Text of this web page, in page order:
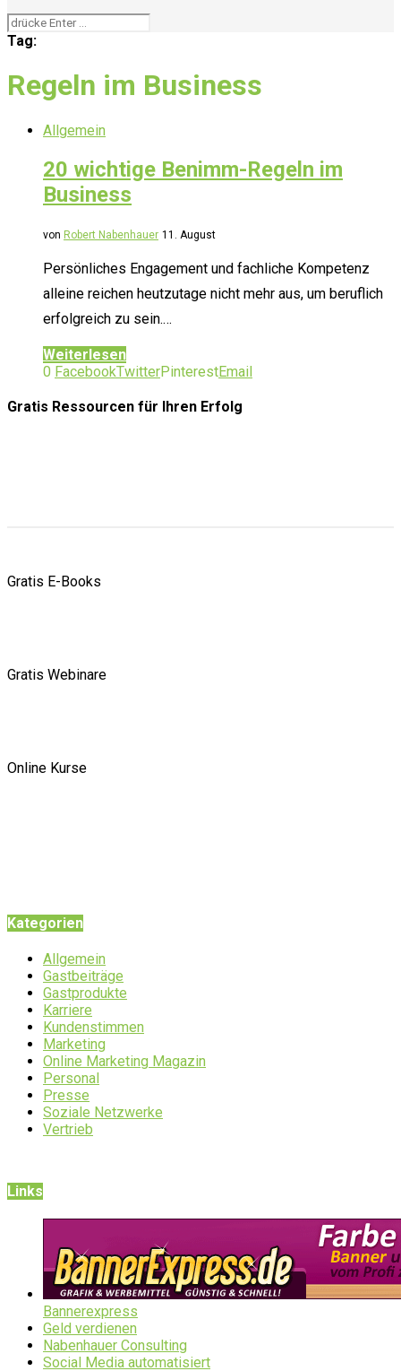
Tag:
Regeln im Business
Allgemein
20 wichtige Benimm-Regeln im
Business
von Robert Nabenhauer 11. August
Persönliches Engagement und fachliche Kompetenz
alleine reichen heutzutage nicht mehr aus, um beruflich
erfolgreich zu sein.…
Weiterlesen
0 FacebookTwitterPinterestEmail
Gratis Ressourcen für Ihren Erfolg
Gratis E-Books
Gratis Webinare
Online Kurse
Kategorien
Allgemein
Gastbeiträge
Gastprodukte
Karriere
Kundenstimmen
Marketing
Online Marketing Magazin
Personal
Presse
Soziale Netzwerke
Vertrieb
Links
Bannerexpress
Geld verdienen
Nabenhauer Consulting
Social Media automatisiert